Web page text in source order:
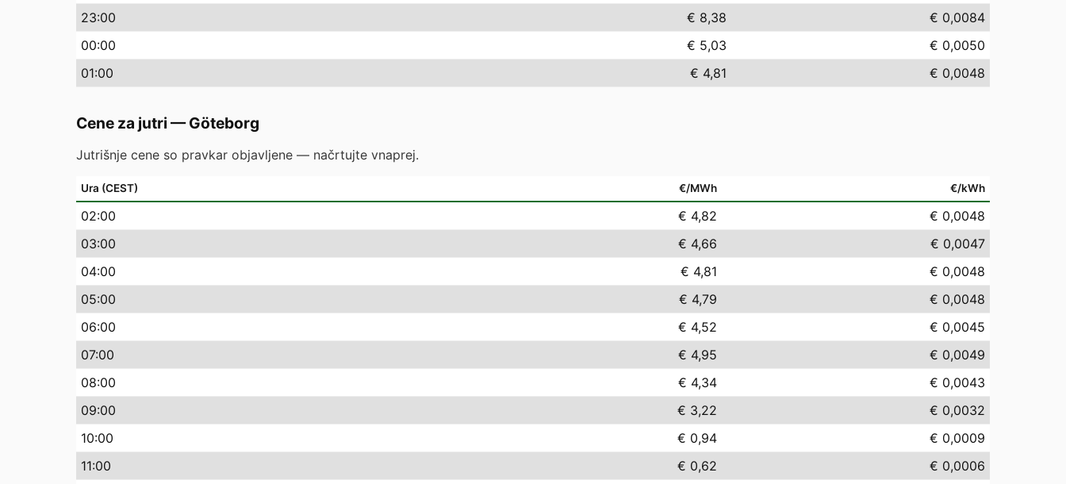
23:00 € 8,38
€ 0,0084
00:00 € 5,03
€ 0,0050
01:00 € 4,81 € 0,0048
Cene za jutri —Göteborg
Jutrišnje cene so pravkar objavljene — načrtujte vnaprej.
Ura (CEST) €/MWh €/kWh
02:00 € 4,82
€ 0,0048
03:00 € 4,66
€ 0,0047
04:00 € 4,81
€ 0,0048
05:00 € 4,79
€ 0,0048
06:00 € 4,52
€ 0,0045
07:00 € 4,95
€ 0,0049
08:00 € 4,34
€ 0,0043
09:00 € 3,22
€ 0,0032
10:00 € 0,94
€ 0,0009
11:00 € 0,62
€ 0,0006